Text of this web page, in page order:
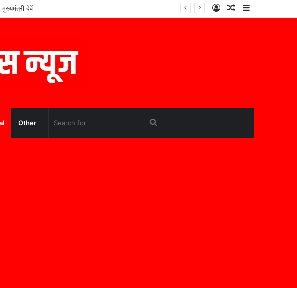
मुख्यमंत्री देवेंद्र फडणवीस Sidebar
Random
Log
Other